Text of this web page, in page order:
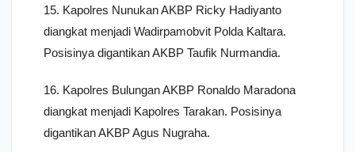
15. Kapolres Nunukan AKBP Ricky Hadiyanto
diangkat menjadi Wadirpamobvit Polda Kaltara.
Posisinya digantikan AKBP Taufik Nurmandia.
16. Kapolres Bulungan AKBP Ronaldo Maradona
diangkat menjadi Kapolres Tarakan. Posisinya
digantikan AKBP Agus Nugraha.